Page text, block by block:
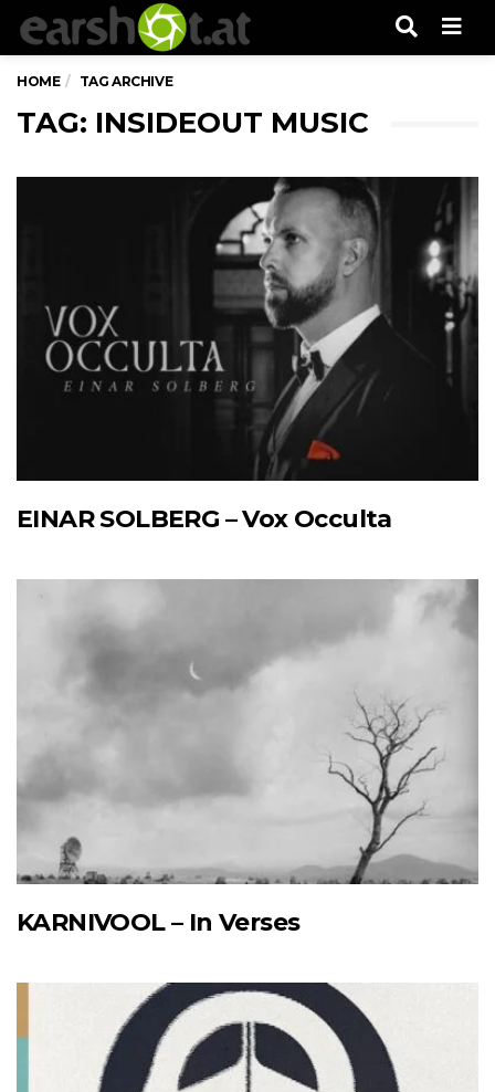
HOME TAG ARCHIVE
TAG: INSIDEOUT MUSIC
EINAR SOLBERG – Vox Occulta
KARNIVOOL – In Verses